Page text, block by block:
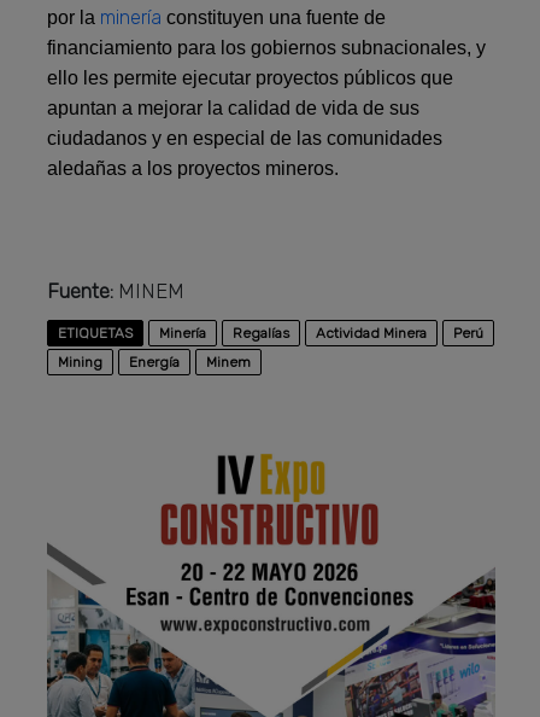
por la mineríaconstituyen una fuente de
financiamiento para los gobiernos subnacionales, y
ello les permite ejecutar proyectos públicos que
apuntan a mejorar la calidad de vida de sus
ciudadanos y en especial de las comunidades
aledañas a los proyectos mineros.
Fuente: MINEM
ETIQUETAS Minería Regalías Actividad Minera
Perú
Mining
Energía Minem